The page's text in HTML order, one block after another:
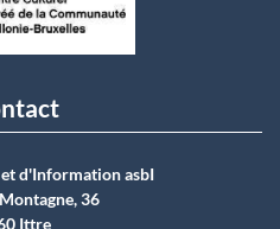
d'Information asbI
36
Ittre